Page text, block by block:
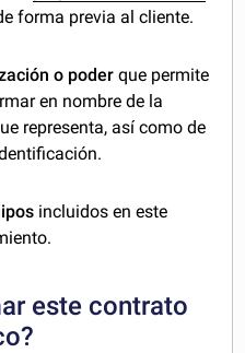
forma previa al cliente.
o poderque permite
en nombre de la
representa, así como de
incluidos en este
este contrato